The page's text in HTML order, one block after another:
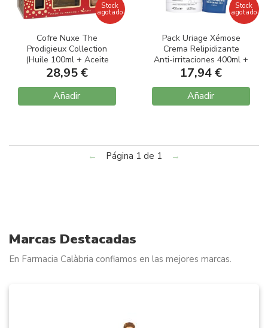
Stock
agotado
Cofre Nuxe The
Prodigieux Collection
(Huile 100ml + Aceite
Ducha 100ml + Le
Parfum 15ml + Vela
70gr)
28,95 €
Añadir
Stock
agotado
Pack Uriage Xémose
Crema Relipidizante
Anti-irritaciones 400ml +
Regalo Xémose Aceite
Limpiador Calmante
200ml
17,94 €
Añadir
← Página 1 de 1 →
Marcas Destacadas
En Farmacia Calàbria confiamos en las mejores marcas.